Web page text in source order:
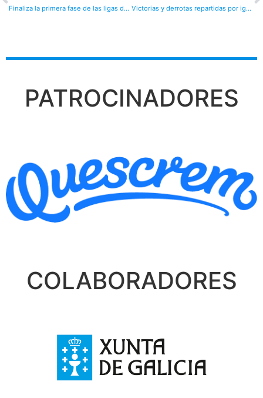
Finaliza la primera fase de las ligas de fútbol-8: resultados Victorias y derrotas repartidas por igual: resultados
PATROCINADORES
COLABORADORES